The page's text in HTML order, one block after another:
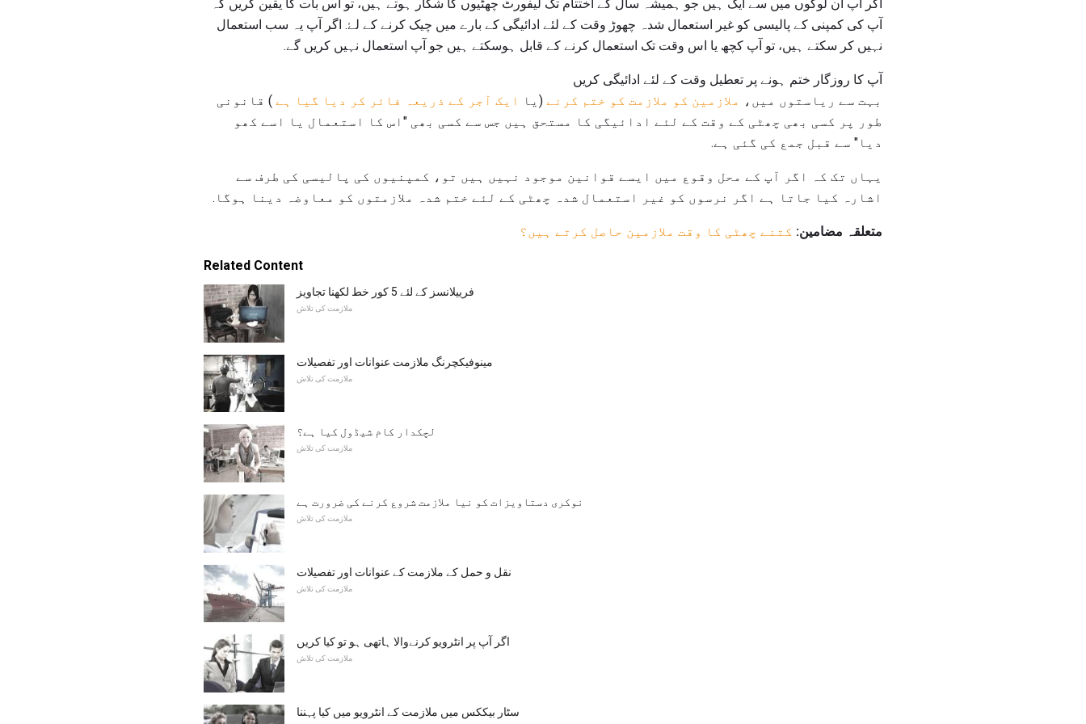
اگر آپ ان لوگوں میں سے ایک ہیں جو ہمیشہ سال کے اختتام تک لیفورٹ چھٹیوں کا شکار ہوتے ہیں، تو اس بات کا یقین کریں کہ
آپ کی کمپنی کے پالیسی کو غیر استعمال شدہ چھوڑ وقت کے لئے ادائیگی کے بارے میں چیک کرنے کے لۓ. اگر آپ یہ سب استعمال
نہیں کر سکتے ہیں، تو آپ کچھ یا اس وقت تک استعمال کرنے کے قابل ہوسکتے ہیں جو آپ استعمال نہیں کریں گے.
آپ کا روزگار ختم ہونے پر تعطیل وقت کے لئے ادائیگی کریں
بہت سے ریاستوں میں، ملازمین کو ملازمت کو ختم کرنے (یا ایک آجر کے ذریعہ فائر کر دیا گیا ہے ) قانونی
طور پر کسی بھی چھٹی کے وقت کے لئے ادائیگی کا مستحق ہیں جس سے کسی بھی "اس کا استعمال یا اسے کھو
دیا" سے قبل جمع کی گئی ہے.
یہاں تک کہ اگر آپ کے محل وقوع میں ایسے قوانین موجود نہیں ہیں تو، کمپنیوں کی پالیسی کی طرف سے
اشارہ کیا جاتا ہے اگر نرسوں کو غیر استعمال شدہ چھٹی کے لئے ختم شدہ ملازمتوں کو معاوضہ دینا ہوگا.
متعلقہ مضامین: کتنے چھٹی کا وقت ملازمین حاصل کرتے ہیں؟
Related Content
فرییلانسز کے لئے 5 کور خط لکھنا تجاویز
ملازمت کی تلاش
مینوفیکچرنگ ملازمت عنوانات اور تفصیلات
ملازمت کی تلاش
لچکدار کام شیڈول کیا ہے؟
ملازمت کی تلاش
نوکری دستاویزات کو نیا ملازمت شروع کرنے کی ضرورت ہے
ملازمت کی تلاش
نقل و حمل کے ملازمت کے عنوانات اور تفصیلات
ملازمت کی تلاش
اگر آپ پر انٹرویو کرنےوالا ہاتھی ہو تو کیا کریں
ملازمت کی تلاش
سٹار بیککس میں ملازمت کے انٹرویو میں کیا پہننا